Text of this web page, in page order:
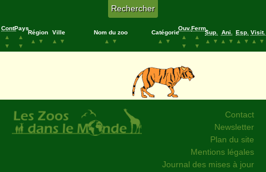
Cont.
▲
▼
Pays
▲
▼
Région
▲
▼
Ville
▲
▼
Nom du zoo
▲
▼
Catégorie
▲
▼
Ouv.
▲
▼
Ferm.
▲
▼
Sup.
▲
▼
Ani.
▲
▼
Esp.
▲
▼
Visit.
▲
▼
Contact
Newsletter
Plan du site
Mentions légales
Journal des mises à jour